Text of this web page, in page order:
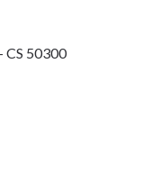
CS 50300